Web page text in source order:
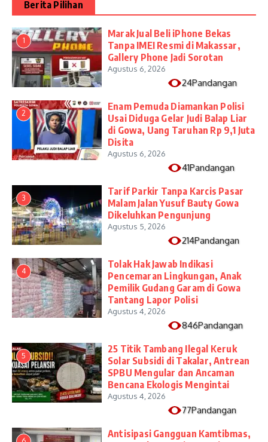
Berita Pilihan
1
​Marak Jual Beli iPhone Bekas
Tanpa IMEI Resmi di Makassar,
Gallery Phone Jadi Sorotan
Agustus 6, 2026
24Pandangan
2
Enam Pemuda Diamankan Polisi
Usai Diduga Gelar Judi Balap Liar
di Gowa, Uang Taruhan Rp 9,1 Juta
Disita
Agustus 6, 2026
41Pandangan
3
Tarif Parkir Tanpa Karcis Pasar
Malam Jalan Yusuf Bauty Gowa
Dikeluhkan Pengunjung
Agustus 5, 2026
214Pandangan
4
Tolak Hak Jawab Indikasi
Pencemaran Lingkungan, Anak
Pemilik Gudang Garam di Gowa
Tantang Lapor Polisi
Agustus 4, 2026
846Pandangan
5
25 Titik Tambang Ilegal Keruk
Solar Subsidi di Takalar, Antrean
SPBU Mengular dan Ancaman
Bencana Ekologis Mengintai
Agustus 4, 2026
77Pandangan
Antisipasi Gangguan Kamtibmas,